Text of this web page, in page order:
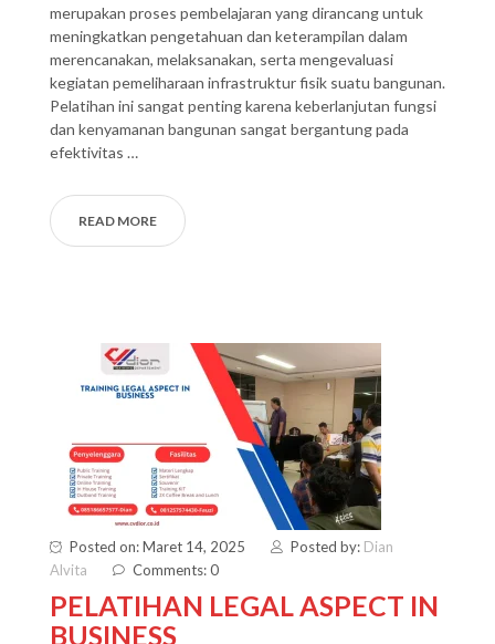
merupakan proses pembelajaran yang dirancang untuk
meningkatkan pengetahuan dan keterampilan dalam
merencanakan, melaksanakan, serta mengevaluasi
kegiatan pemeliharaan infrastruktur fisik suatu bangunan.
Pelatihan ini sangat penting karena keberlanjutan fungsi
dan kenyamanan bangunan sangat bergantung pada
efektivitas …
READ MORE
Posted on: Maret 14, 2025 Posted by: Dian
Alvita
Comments: 0
PELATIHAN LEGAL ASPECT IN
BUSINESS